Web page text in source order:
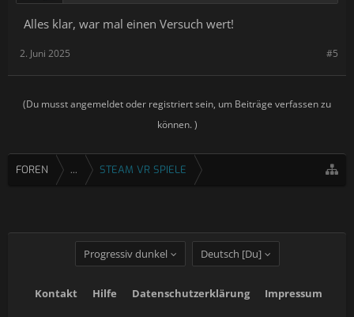
Alles klar, war mal einen Versuch wert!
#5
2. Juni 2025
(Du musst angemeldet oder registriert sein, um Beiträge verfassen zu
können. )
FOREN ... STEAM VR SPIELE
Progressiv dunkel Deutsch [Du]
Kontakt Hilfe Datenschutzerklärung Impressum